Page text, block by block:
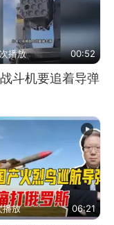
播放 00:52
斗机要追着导弹
播放 06:21